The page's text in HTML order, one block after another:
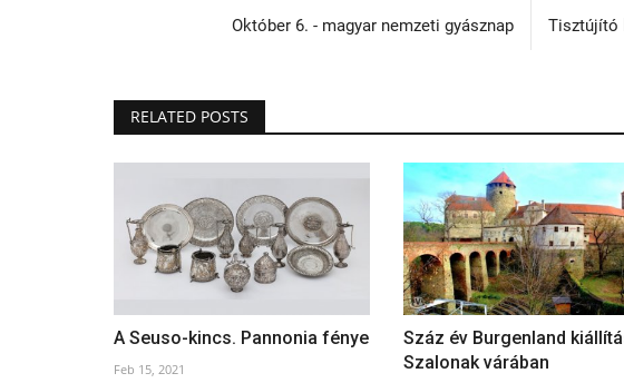
Október 6. - magyar nemzeti gyásznap Tisztújító
RELATED POSTS
A Seuso-kincs. Pannonia fénye
Feb 15, 2021
Száz év Burgenland
Szalonak várában